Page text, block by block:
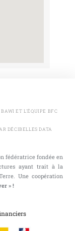
BAWI ET L'ÉQUIPE BFC
DÉCIBELLES DATA
fédératrice fondée en
ayant trait à la
Une coopération
» !